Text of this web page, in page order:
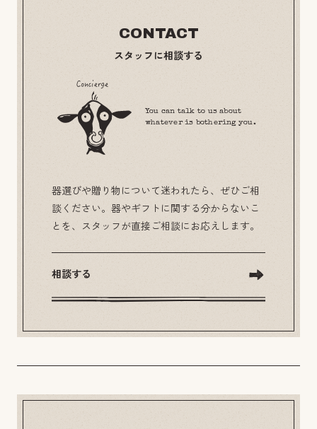
CONTACT
スタッフに相談する
You can talk to us about
whatever is bothering you.
器選びや贈り物について迷われたら、ぜひご相
談ください。器やギフトに関する分からないこ
とを、スタッフが直接ご相談にお応えします。
相談する